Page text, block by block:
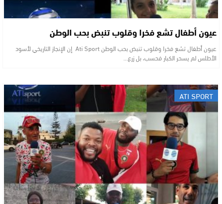
عيون أطفال تشع فخرا وقلوب تنبض بحب الوطن
عيون أطفال تشع فخرا وقلوب تنبض بحب الوطن Ati Sport إن الإنجاز التاريخي لأسود
الأطلس لم يسحر الكبار فحسب، بل زرع…
ATI SPORT